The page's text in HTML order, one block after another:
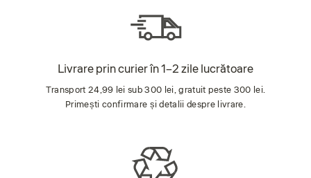
Livrare prin curier în 1–2 zile lucrătoare
Transport 24,99 lei sub 300 lei, gratuit peste 300 lei.
Primești confirmare și detalii despre livrare.